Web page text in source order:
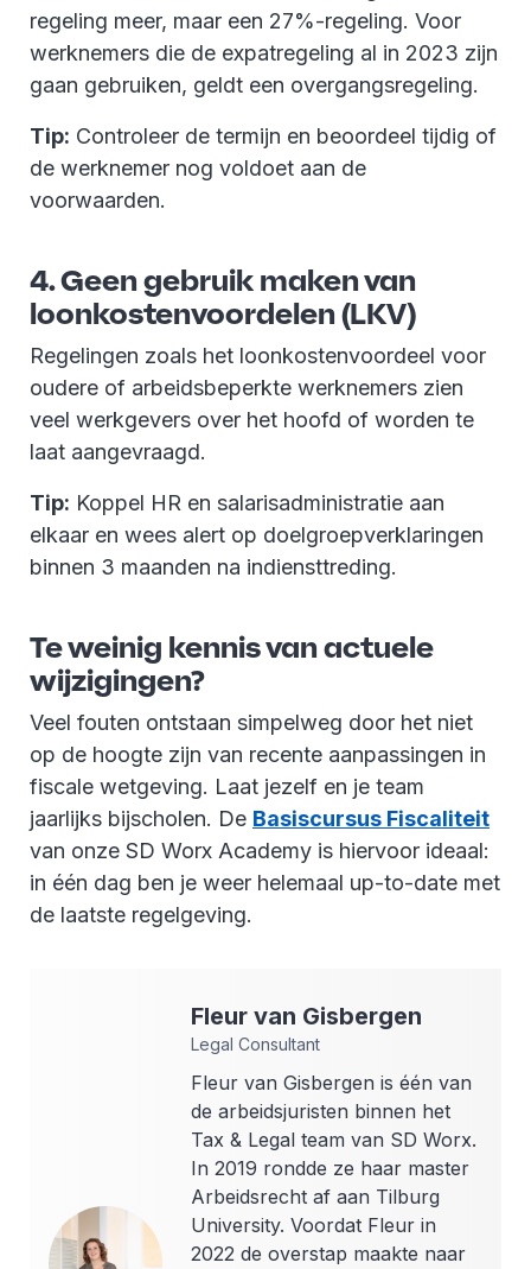
regeling meer, maar een 27%-regeling. Voor
werknemers die de expatregeling al in 2023 zijn
gaan gebruiken, geldt een overgangsregeling.
Tip: Controleer de termijn en beoordeel tijdig of
de werknemer nog voldoet aan de
voorwaarden.
4. Geen gebruik maken van
loonkostenvoordelen (LKV)
Regelingen zoals het loonkostenvoordeel voor
oudere of arbeidsbeperkte werknemers zien
veel werkgevers over het hoofd of worden te
laat aangevraagd.
Tip: Koppel HR en salarisadministratie aan
elkaar en wees alert op doelgroepverklaringen
binnen 3 maanden na indiensttreding.
Te weinig kennis van actuele
wijzigingen?
Veel fouten ontstaan simpelweg door het niet
op de hoogte zijn van recente aanpassingen in
fiscale wetgeving. Laat jezelf en je team
jaarlijks bijscholen. De Basiscursus Fiscaliteit
van onze SD Worx Academy is hiervoor ideaal:
in één dag ben je weer helemaal up-to-date met
de laatste regelgeving.
Fleur van Gisbergen
Legal Consultant
Fleur van Gisbergen is één van
de arbeidsjuristen binnen het
Tax & Legal team van SD Worx.
In 2019 rondde ze haar master
Arbeidsrecht af aan Tilburg
University. Voordat Fleur in
2022 de overstap maakte naar